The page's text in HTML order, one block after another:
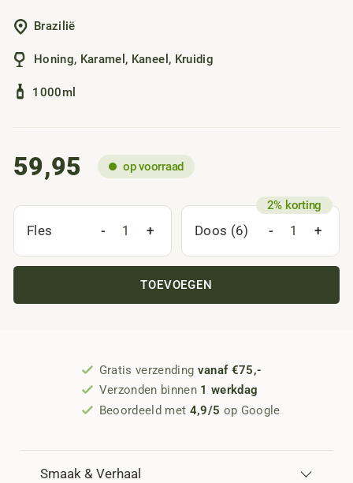
honing houden alles in balans, met een lichte houtzoetheid
in de afdronk. Puur al spannend genoeg, maar in cocktails
voegt hij iets bijzonders toe.
Brazilië
Honing, Karamel , Kaneel , Kruidig
1000ml
59,95 op voorraad
Fles - + Doos (6) - +
TOEVOEGEN
Gratis verzending vanaf €75,-
Verzonden binnen 1 werkdag
Beoordeeld met 4,9/5 op Google
Smaak & Verhaal